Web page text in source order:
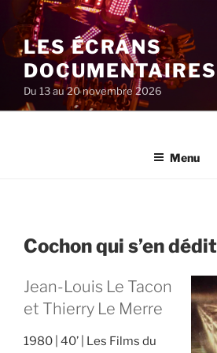
au
contenu
principal
LES ÉCRANS
DOCUMENTAIRES
Du 13 au 20 novembre 2026
Menu
Cochon qui s’en dédit
Jean-Louis Le Tacon
et Thierry Le Merre
1980 40’
Les Films du